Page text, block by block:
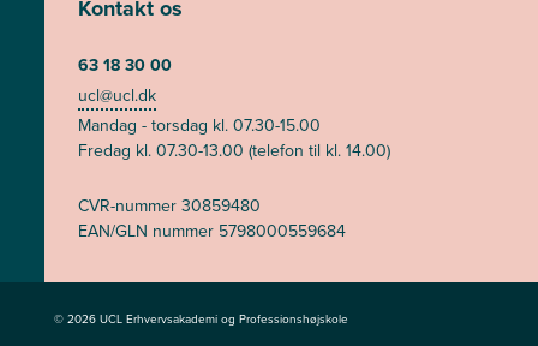
Kontakt os
63 18 30 00
ucl@ucl.dk
Mandag - torsdag kl. 07.30-15.00
Fredag kl. 07.30-13.00 (telefon til kl. 14.00)
CVR-nummer 30859480
EAN/GLN nummer 5798000559684
© 2026 UCL Erhvervsakademi og Professionshøjskole